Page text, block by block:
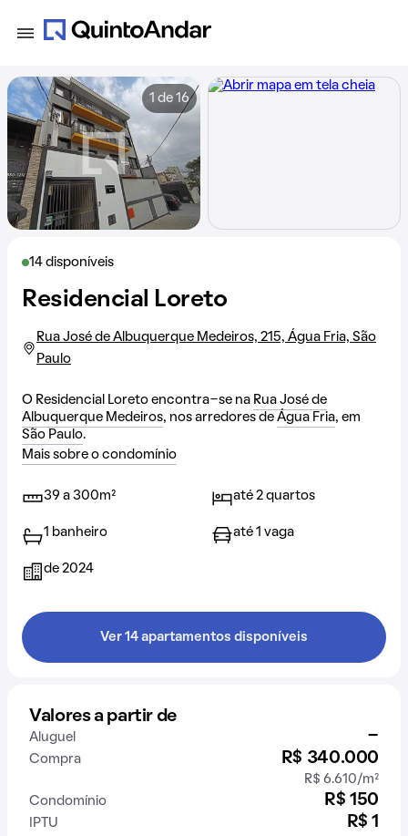
14 disponíveis
Residencial Loreto
Rua José de Albuquerque Medeiros, 215, Água Fria, São
Paulo
O Residencial Loreto encontra-se na Rua José de
Albuquerque Medeiros, nos arredores de Água Fria, em
São Paulo.
Mais sobre o condomínio
39 a 300m² até 2 quartos
1 banheiro até 1 vaga
de 2024
Ver 14 apartamentos disponíveis
Valores a partir de
Aluguel -
Compra R$ 340.000
R$ 6.610/m²
Condomínio
R$ 150
IPTU R$ 1
1 de 16